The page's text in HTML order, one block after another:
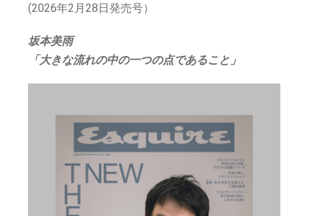
(2026年2月28日発売号）
坂本美雨
「大きな流れの中の一つの点であること」